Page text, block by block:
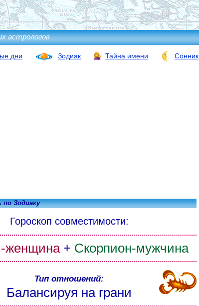
астрологов
дни Зодиак Тайна имени Сонник
Зодиаку
Гороскоп совместимости:
женщина+ Скорпион-мужчина
Тип отношений:
Балансируя на грани